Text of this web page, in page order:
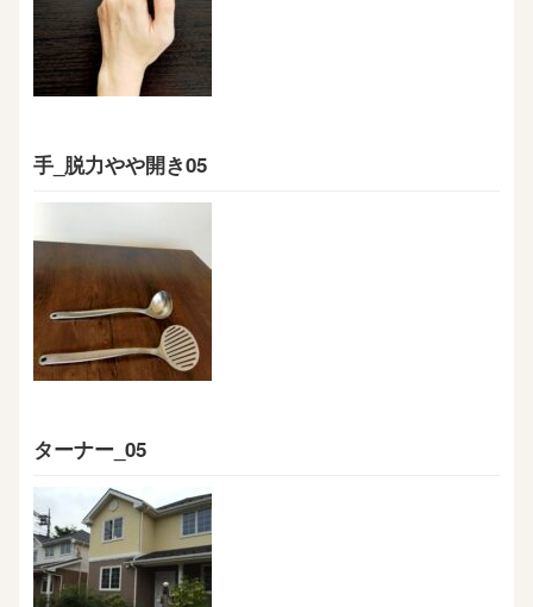
手_脱力やや開き05
ターナー_05